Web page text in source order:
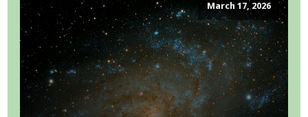
March 17, 2026